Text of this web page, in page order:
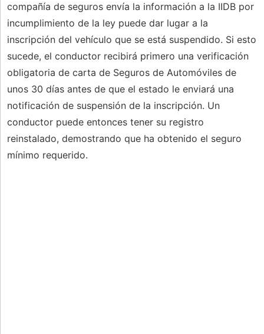
compañía de seguros envía la información a la IIDB por
incumplimiento de la ley puede dar lugar a la
inscripción del vehículo que se está suspendido. Si esto
sucede, el conductor recibirá primero una verificación
obligatoria de carta de Seguros de Automóviles de
unos 30 días antes de que el estado le enviará una
notificación de suspensión de la inscripción. Un
conductor puede entonces tener su registro
reinstalado, demostrando que ha obtenido el seguro
mínimo requerido.